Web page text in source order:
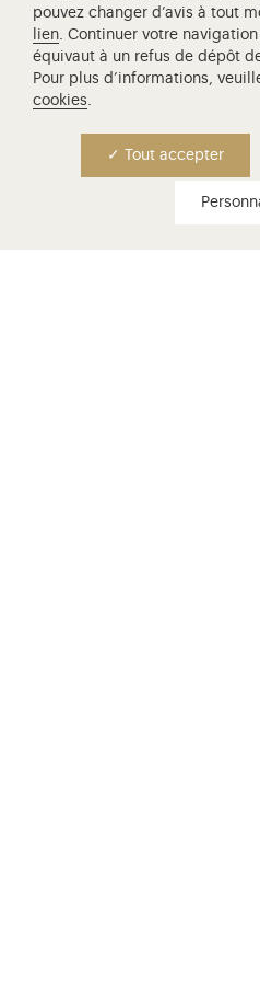
VISITES FAMILLES
activités familles
pouvez changer d’avis à tout
lien. Continuer votre
équivaut à un refus de dépôt
Pour plus d’informations,
cookies.
Tout accepter